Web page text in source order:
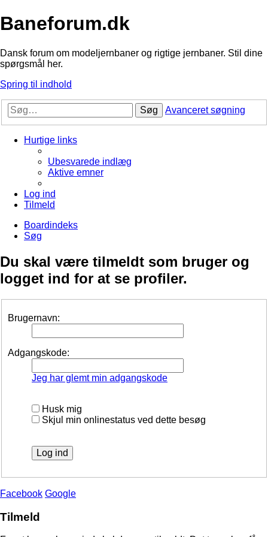
Baneforum.dk
Dansk forum om modeljernbaner og rigtige jernbaner. Stil dine
spørgsmål her.
Spring til indhold
Søg Avanceret søgning
Hurtige links
Ubesvarede indlæg
Aktive emner
Log ind
Tilmeld
Boardindeks
Søg
Du skal være tilmeldt som bruger og
logget ind for at se profiler.
Brugernavn:
Adgangskode:
Jeg har glemt min adgangskode
Husk mig
Skjul min onlinestatus ved dette besøg
Facebook Google
Tilmeld